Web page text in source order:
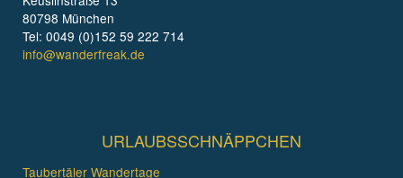
80798 München
Tel: 0049 (0)152 59 222 714
info@wanderfreak.de
URLAUBSSCHNÄPPCHEN
Taubertäler Wandertage